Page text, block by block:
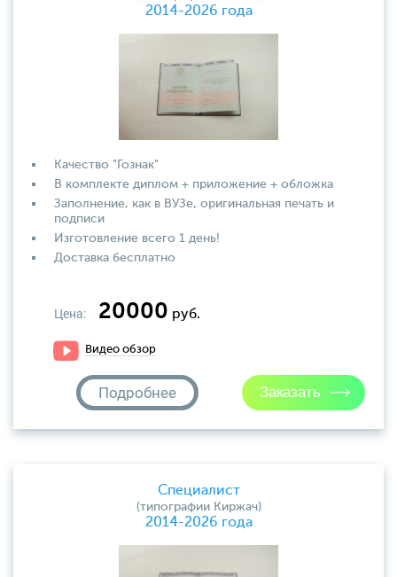
2014-2026 года
Качество "Гознак"
В комплекте диплом + приложение + обложка
Заполнение, как в ВУЗе, оригинальная печать и
подписи
Изготовление всего 1 день!
Доставка бесплатно
Цена: 20000 руб.
Видео обзор
Подробнее
Специалист
(типографии Киржач)
2014-2026 года